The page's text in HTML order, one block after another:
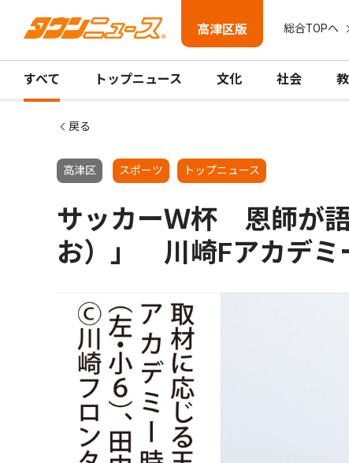
高津区版 総合TOPへ
すべて トップニュース 文化 社会
戻る
高津区 スポーツ トップニュース
サッカーＷ杯 恩師が
お）」 川崎Fアカデミ